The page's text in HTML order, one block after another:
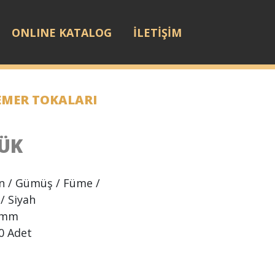
ONLINE KATALOG İLETİŞİM
TOKALARI
/ Gümüş / Füme /
Siyah
Adet